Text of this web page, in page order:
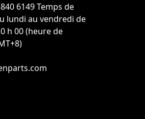
6149 Temps de
lundi au vendredi de
h 00 (heure de